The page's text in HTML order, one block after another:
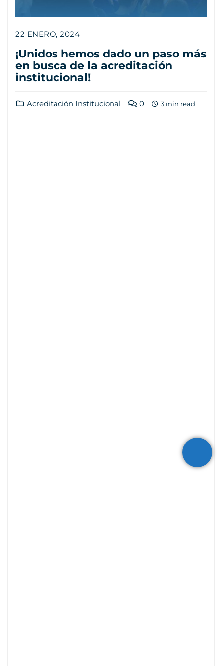
22 ENERO, 2024
¡Unidos hemos dado un paso más
en busca de la acreditación
institucional!
Acreditación Institucional 0 3 min read